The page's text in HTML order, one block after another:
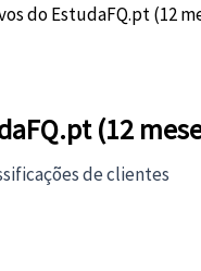
do EstudaFQ.pt (12
(12
de clientes